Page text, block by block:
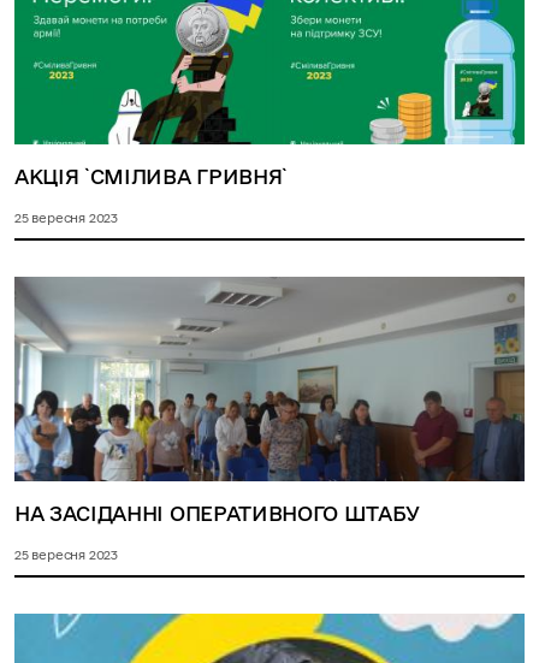
АКЦІЯ `СМІЛИВА ГРИВНЯ`
25 вересня 2023
НА ЗАСІДАННІ ОПЕРАТИВНОГО ШТАБУ
25 вересня 2023